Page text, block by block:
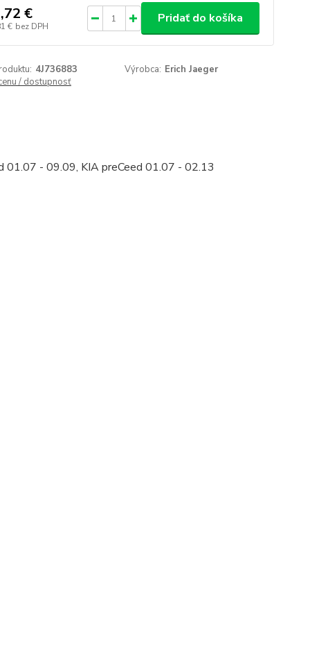
€
€ bez DPH
Pridať do košíka
4J736883 Výrobca: Erich Jaeger
/ dostupnosť
01.07 - 09.09, KIA preCeed 01.07 - 02.13